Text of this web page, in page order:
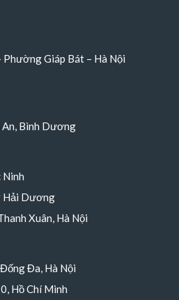
Giáp Bát – Hà Nội
Bình Dương
Ninh
Hải Dương
Xuân, Hà Nội
Đa, Hà Nội
Hồ Chí Minh